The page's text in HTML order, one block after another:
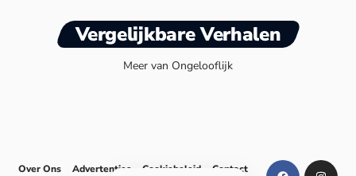
Vergelijkbare Verhalen
Meer van Ongelooflijk
Over Ons Advertenties Cookiebeleid Contact